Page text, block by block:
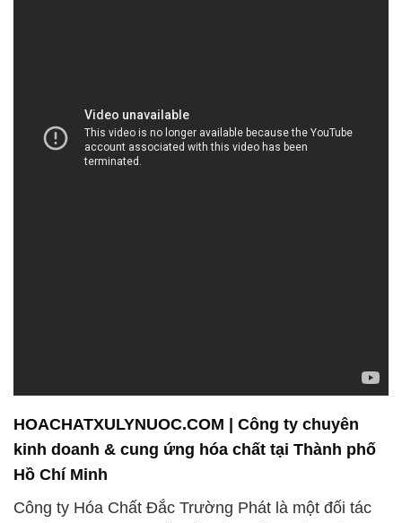
HOACHATXULYNUOC.COM | Công ty chuyên
kinh doanh & cung ứng hóa chất tại Thành phố
Hồ Chí Minh
Công ty Hóa Chất Đắc Trường Phát là một đối tác